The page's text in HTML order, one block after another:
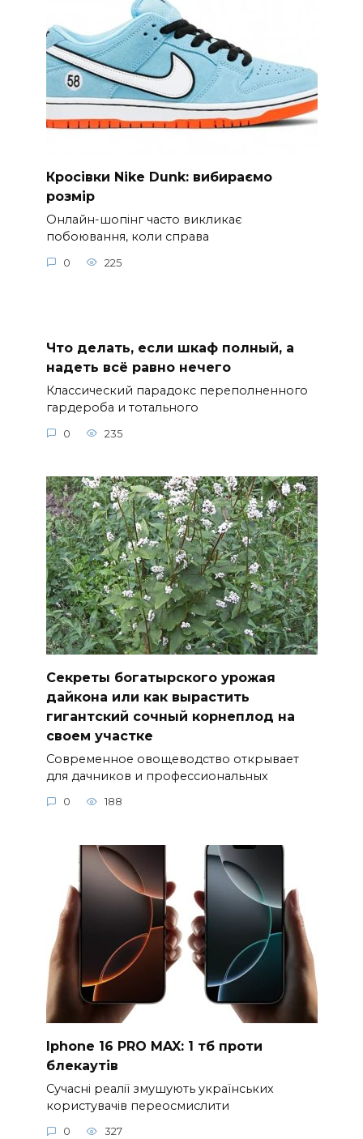
Кросівки Nike Dunk: вибираємо
розмір
Онлайн-шопінг часто викликає
побоювання, коли справа
0 225
Что делать, если шкаф полный, а
надеть всё равно нечего
Классический парадокс переполненного
гардероба и тотального
0 235
Секреты богатырского урожая
дайкона или как вырастить
гигантский сочный корнеплод на
своем участке
Современное овощеводство открывает
для дачников и профессиональных
0 188
Iphone 16 PRO MAX: 1 тб проти
блекаутів
Сучасні реалії змушують українських
користувачів переосмислити
0 327